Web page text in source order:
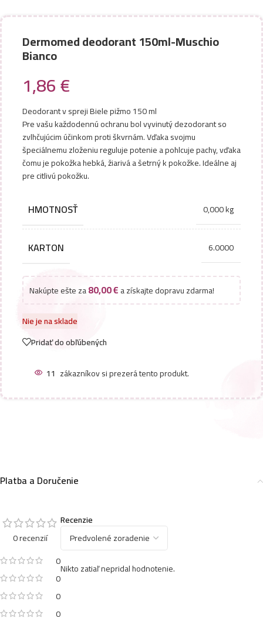
Dermomed deodorant 150ml-Muschio
Bianco
1,86€
Deodorant v spreji Biele pižmo 150 ml
Pre vašu každodennú ochranu bol vyvinutý dezodorant so
zvlhčujúcim účinkom proti škvrnám. Vďaka svojmu
špeciálnemu zloženiu reguluje potenie a pohlcuje pachy, vďaka
čomu je pokožka hebká, žiarivá a šetrný k pokožke. Ideálne aj
pre citlivú pokožku.
HMOTNOSŤ 0,000 kg
KARTON 6.0000
Nakúpte ešte za80,00€a získajte dopravu zdarma!
Nie je na sklade
Pridať do obľúbených
11 zákazníkov si prezerá tento produkt.
Platba a Doručenie
0 recenzií
0
0
0
0
Recenzie
Nikto zatiaľ nepridal hodnotenie.